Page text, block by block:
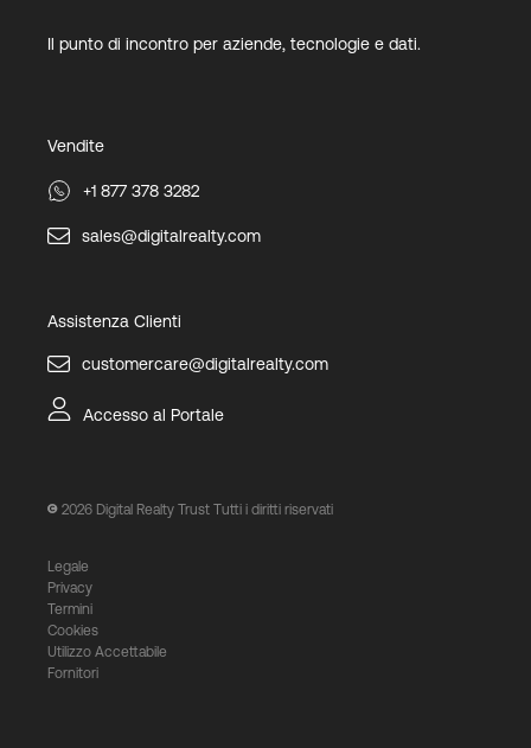
Il punto di incontro per aziende, tecnologie e dati.
Vendite
+1 877 378 3282
sales@digitalrealty.com
Assistenza Clienti
customercare@digitalrealty.com
Accesso al Portale
2026 Digital Realty Trust Tutti i diritti riservati
Legale
Privacy
Termini
Cookies
Utilizzo Accettabile
Fornitori